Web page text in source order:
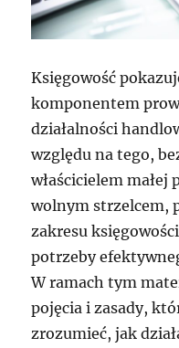
Księgowość
komponentem
działalności
względu na tego,
właścicielem
wolnym strzelcem,
zakresu
potrzeby
W ramach tym
pojęcia i zasady,
zrozumieć, jak